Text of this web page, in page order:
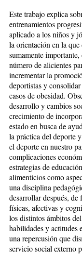
Este trabajo explica
entrenamientos
aplicado a los niños y
la orientación en la que
sumamente
número de alicientes
incrementar la
deportistas y
casos de obesidad.
desarrollo y cambios
crecimiento de
estado en busca de
la práctica del deporte
el deporte en nuestro
complicaciones
estrategias de
alimenticios como
una disciplina
desarrollar después,
físicas, afectivas y
los distintos ámbitos
habilidades y actitudes
una repercusión que
servicio social externo